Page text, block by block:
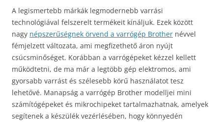
A legismertebb márkák legmodernebb varrási
technológiával felszerelt termékeit kínáljuk. Ezek között
nagy népszerűségnek örvend a varrógép Brother névvel
fémjelzett változata, ami megfizethető áron nyújt
csúcsminőséget. Korábban a varrógépeket kézzel kellett
működtetni, de ma már a legtöbb gép elektromos, ami
gyorsabb varrást és szélesebb körű használatot tesz
lehetővé. Manapság a varrógép Brother modelljei mini
számítógépeket és mikrochipeket tartalmazhatnak, amelyek
segítenek a készülék vezérlésében, hogy könnyedén